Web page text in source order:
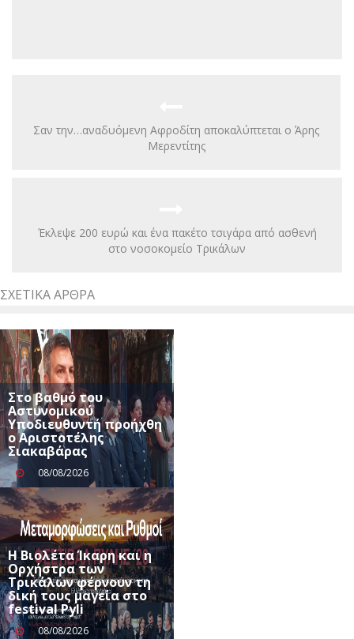
Σαν την…αναδυόμενη Αφροδίτη αποκαλύπτεται ο Άρης
Μερεντίτης
Έκλεψε 200 ευρώ και ένα πακέτο τσιγάρα από ασθενή
στο νοσοκομείο Tρικάλων
ΣΧΕΤΙΚΆ ΆΡΘΡΑ
Στο βαθμό του
Αστυνομικού
Υποδιευθυντή προήχθη
ο Αριστοτέλης
Σιακαβάρας
08/08/2026
Η Βιολέτα Ίκαρη και η
Ορχήστρα των
Τρικάλων φέρνουν τη
δική τους μαγεία στο
festival Pyli
08/08/2026